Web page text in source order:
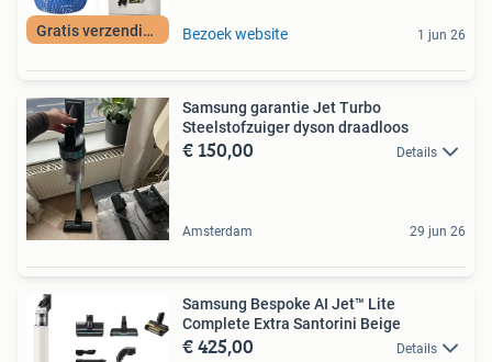
Gratis verzending Bezoek website 1 jun 26
Samsung garantie Jet Turbo
Steelstofzuiger dyson draadloos
€ 150,00 Details
Amsterdam 29 jun 26
Samsung Bespoke AI Jet™ Lite
Complete Extra Santorini Beige
€ 425,00 Details